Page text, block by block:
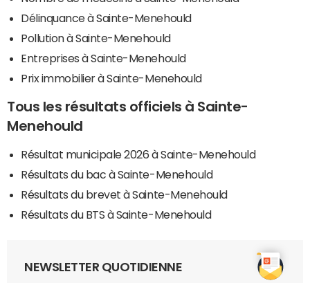
Délinquance à Sainte-Menehould
Pollution à Sainte-Menehould
Entreprises à Sainte-Menehould
Prix immobilier à Sainte-Menehould
Tous les résultats officiels à Sainte-
Menehould
Résultat municipale 2026 à Sainte-Menehould
Résultats du bac à Sainte-Menehould
Résultats du brevet à Sainte-Menehould
Résultats du BTS à Sainte-Menehould
NEWSLETTER QUOTIDIENNE